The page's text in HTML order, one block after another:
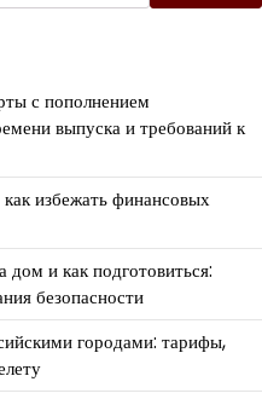
с пополнением
выпуска и требований к
избежать финансовых
дом и как подготовиться:
безопасности
городами: тарифы,